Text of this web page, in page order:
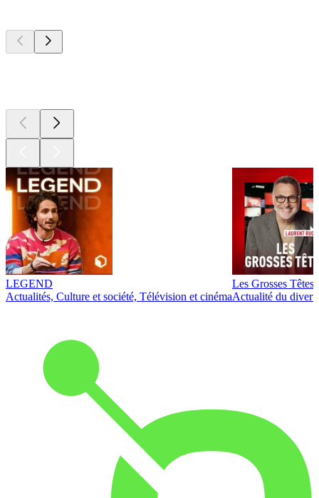
LEGEND
Actualités, Culture et société, Télévision et cinéma
Les Grosses Têtes
Actualité du